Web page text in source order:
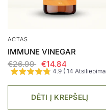
ACTAS
IMMUNE VINEGAR
€26.99
€14.84
4.9 ( 14
DĖTI Į KREPŠELĮ